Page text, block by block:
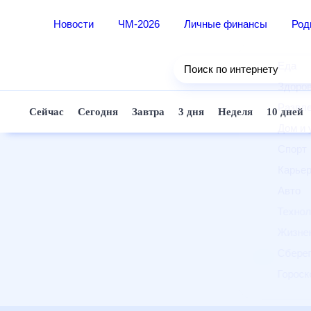
Новости ЧМ-2026 Личные финансы
Поиск по интернету
Сейчас Сегодня Завтра 3 дня Неделя 10